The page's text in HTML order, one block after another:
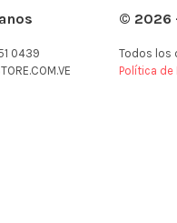
0439
© 2026
Todos los
Política de